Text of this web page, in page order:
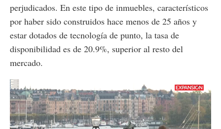
perjudicados. En este tipo de inmuebles, característicos
por haber sido construidos hace menos de 25 años y
estar dotados de tecnología de punto, la tasa de
disponibilidad es de 20.9%, superior al resto del
mercado.